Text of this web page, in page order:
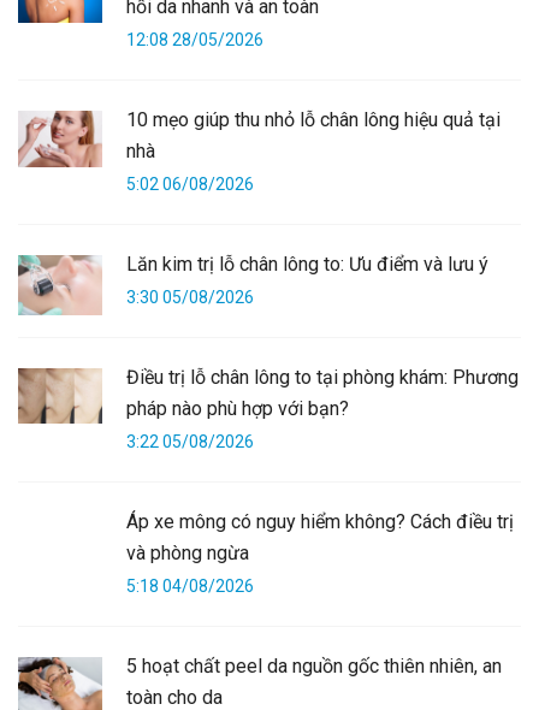
hồi da nhanh và an toàn
12:08 28/05/2026
10 mẹo giúp thu nhỏ lỗ chân lông hiệu quả tại
nhà
5:02 06/08/2026
Lăn kim trị lỗ chân lông to: Ưu điểm và lưu ý
3:30 05/08/2026
Điều trị lỗ chân lông to tại phòng khám: Phương
pháp nào phù hợp với bạn?
3:22 05/08/2026
Áp xe mông có nguy hiểm không? Cách điều trị
và phòng ngừa
5:18 04/08/2026
5 hoạt chất peel da nguồn gốc thiên nhiên, an
toàn cho da